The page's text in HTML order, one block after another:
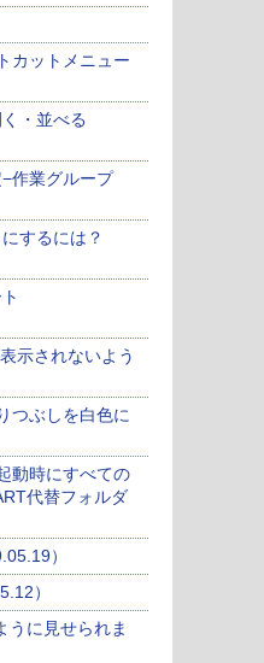
カットメニュー
・並べる
作業グループ
するには？
示されないよう
つぶしを白色に
動時にすべての
代替フォルダ
）
）
うに見せられま